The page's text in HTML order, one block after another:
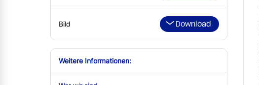
Bild Download
Weitere Informationen: